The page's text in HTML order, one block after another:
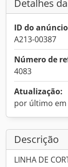
Detalhes
ID do
A213-00387
Número de
4083
Atualização:
por último em
Descrição
LINHA DE